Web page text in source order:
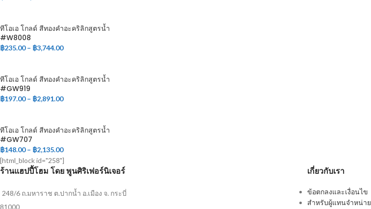
ทีโอเอ โกลด์ สีทองคำอะคริลิกสูตรน้ำ
#W8008
฿235.00 – ฿3,744.00
ทีโอเอ โกลด์ สีทองคำอะคริลิกสูตรน้ำ
#GW919
฿197.00 – ฿2,891.00
ทีโอเอ โกลด์ สีทองคำอะคริลิกสูตรน้ำ
#GW707
฿148.00 – ฿2,135.00
[html_block id="258"]
ร้านแฮปปี้โฮม โดย พูนศิริเฟอร์นิเจอร์
248/6 ถ.มหาราช ต.ปากน้ำ อ.เมือง จ. กระบี่
81000
เกี่ยวกับเรา
ข้อตกลงและเงื่อนไข
สำหรับผู้แทนจำหน่าย